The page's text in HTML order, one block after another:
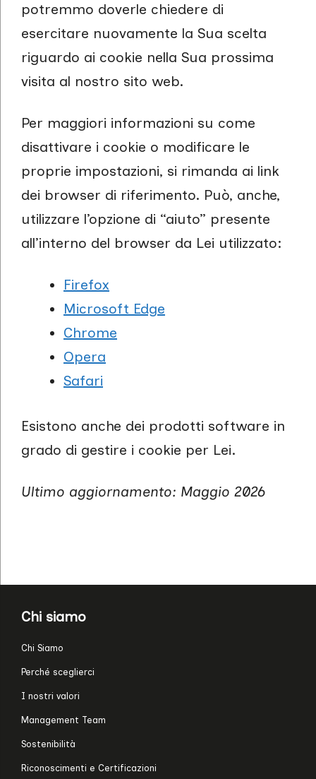
potremmo doverle chiedere di
esercitare nuovamente la Sua scelta
riguardo ai cookie nella Sua prossima
visita al nostro sito web.
Per maggiori informazioni su come
disattivare i cookie o modificare le
proprie impostazioni, si rimanda ai link
dei browser di riferimento. Può, anche,
utilizzare l’opzione di “aiuto” presente
all’interno del browser da Lei utilizzato:
Firefox
Microsoft Edge
Chrome
Opera
Safari
Esistono anche dei prodotti software in
grado di gestire i cookie per Lei.
Ultimo aggiornamento: Maggio 2026
Chi siamo
Chi Siamo
Perché sceglierci
I nostri valori
Management Team
Sostenibilità
Riconoscimenti e Certificazioni